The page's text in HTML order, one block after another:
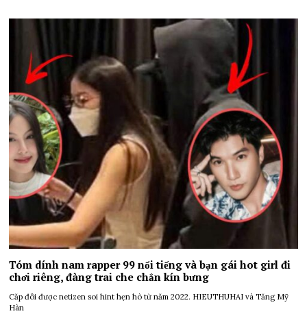
Tóm dính nam rapper 99 nổi tiếng và bạn gái hot girl đi
chơi riêng, đàng trai che chắn kín bưng
Căp đôi được netizen soi hint hẹn hò từ năm 2022. HIEUTHUHAI và Tăng Mỹ
Hàn